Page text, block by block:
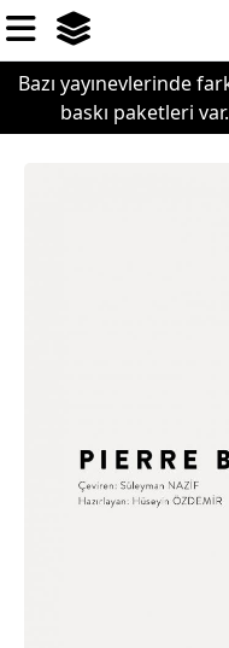
Bazı yayınevlerinde
baskı paketleri